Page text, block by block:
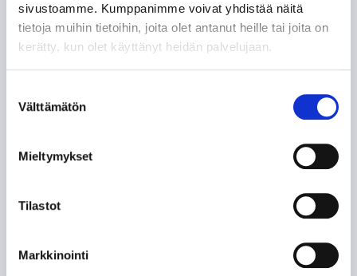
sivustoamme. Kumppanimme voivat yhdistää näitä
tietoja muihin tietoihin, joita olet antanut heille tai joita on
kerätty, kun olet käyttänyt heidän palvelujaan.
valinta
Välttämätön
Mieltymykset
Tilastot
Markkinointi
Tappara eteni perjantaina Tampere
06.08.
Tampere Cupin kattava infopaketti
Tapparan harjoituskausi
menoin – Ilves vastassa Tampere